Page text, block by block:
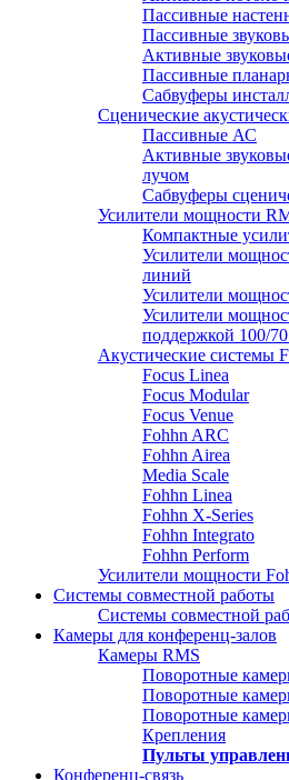
Пассивные
Пассивные
Активные
Пассивные
Сабвуферы
Сценические
Пассивные АС
Активные
лучом
Сабвуферы
Усилители мощности
Компактные
Усилители
линий
Усилители
Усилители
поддержкой 100/
Акустические системы
Focus Linea
Focus Modular
Focus Venue
Fohhn ARC
Fohhn Airea
Media Scale
Fohhn Linea
Fohhn X-Series
Fohhn Integrato
Fohhn Perform
Усилители мощности
Системы совместной работы
Системы совместной
Камеры для конференц-залов
Камеры RMS
Поворотные
Поворотные
Поворотные
Крепления
Пульты
Конференц-связь